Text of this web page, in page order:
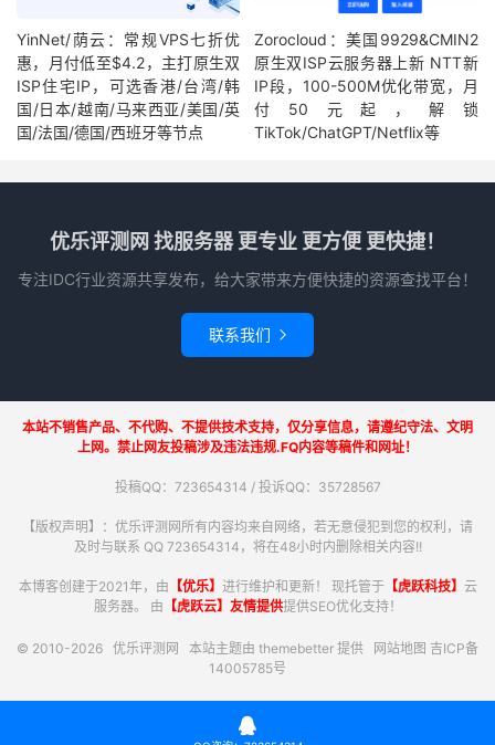
YinNet/荫云：常规VPS七折优
惠，月付低至$4.2，主打原生双
ISP住宅IP，可选香港/台湾/韩
国/日本/越南/马来西亚/美国/英
国/法国/德国/西班牙等节点
Zorocloud：美国9929&CMIN2
原生双ISP云服务器上新 NTT新
IP段，100-500M优化带宽，月
付50元起，解锁
TikTok/ChatGPT/Netflix等
优乐评测网 找服务器 更专业 更方便 更快捷！
专注IDC行业资源共享发布，给大家带来方便快捷的资源查找平台！
联系我们 
本站不销售产品、不代购、不提供技术支持，仅分享信息，请遵纪守法、文明
上网。禁止网友投稿涉及违法违规.FQ内容等稿件和网址！
投稿QQ：723654314 / 投诉QQ：35728567
【版权声明】：优乐评测网所有内容均来自网络，若无意侵犯到您的权利，请
及时与联系 QQ 723654314，将在48小时内删除相关内容!!
本博客创建于2021年，由 【优乐】 进行维护和更新！ 现托管于【虎跃科技】 云
服务器。 由 【虎跃云】友情提供提供SEO优化支持！
© 2010-2026 优乐评测网 本站主题由 themebetter 提供 网站地图 吉ICP备
14005785号
